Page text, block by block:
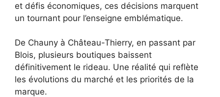
et défis économiques, ces décisions marquent
un tournant pour l’enseigne emblématique.
De Chauny à Château-Thierry, en passant par
Blois, plusieurs boutiques baissent
définitivement le rideau. Une réalité qui reflète
les évolutions du marché et les priorités de la
marque.